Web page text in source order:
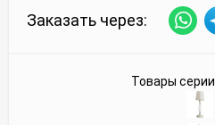
Заказать через:
Товары серии